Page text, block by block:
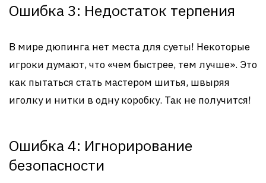
Ошибка 3: Недостаток терпения
В мире дюпинга нет места для суеты! Некоторые
игроки думают, что «чем быстрее, тем лучше». Это
как пытаться стать мастером шитья, швыряя
иголку и нитки в одну коробку. Так не получится!
Ошибка 4: Игнорирование
безопасности